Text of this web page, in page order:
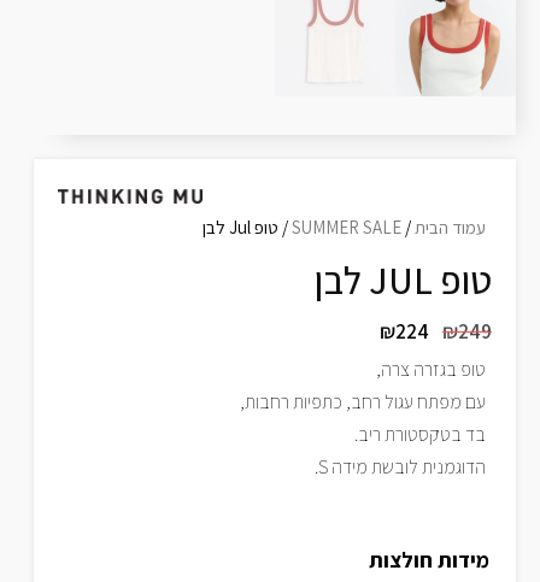
עמוד הבית/
SUMMER SALE/ טופ Jul לבן
טופ JUL לבן
₪249
₪224
טופ בגזרה צרה,
עם מפתח עגול רחב, כתפיות רחבות,
בד בטקסטורת ריב.
הדוגמנית לובשת מידה S.
מידות חולצות